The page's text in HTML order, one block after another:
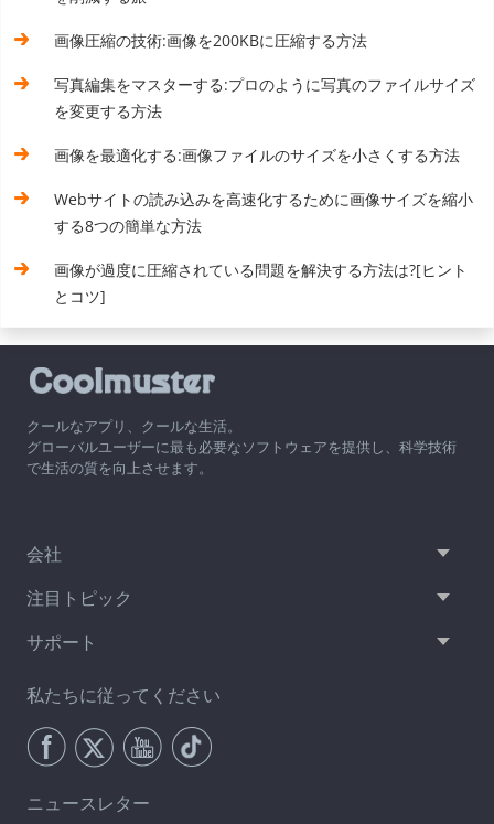
画像圧縮の技術:画像を200KBに圧縮する方法
写真編集をマスターする:プロのように写真のファイルサイズ
を変更する方法
画像を最適化する:画像ファイルのサイズを小さくする方法
Webサイトの読み込みを高速化するために画像サイズを縮小
する8つの簡単な方法
画像が過度に圧縮されている問題を解決する方法は?[ヒント
とコツ]
クールなアプリ、クールな生活。
グローバルユーザーに最も必要なソフトウェアを提供し、科学技術
で生活の質を向上させます。
会社
注目トピック
サポート
私たちに従ってください
ニュースレター